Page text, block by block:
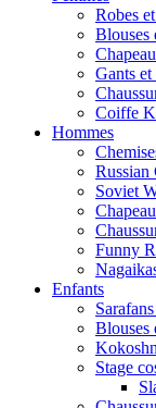
Robes
Blouses
Gants
Coiffe
Hommes
Russian
Soviet
Funny
Enfants
Blouses
Stage